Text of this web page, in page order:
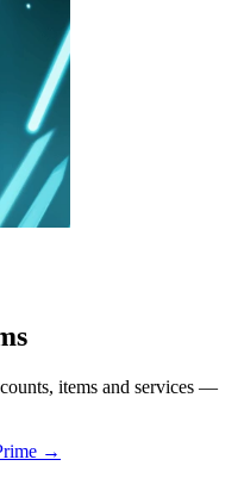
items and services —
→